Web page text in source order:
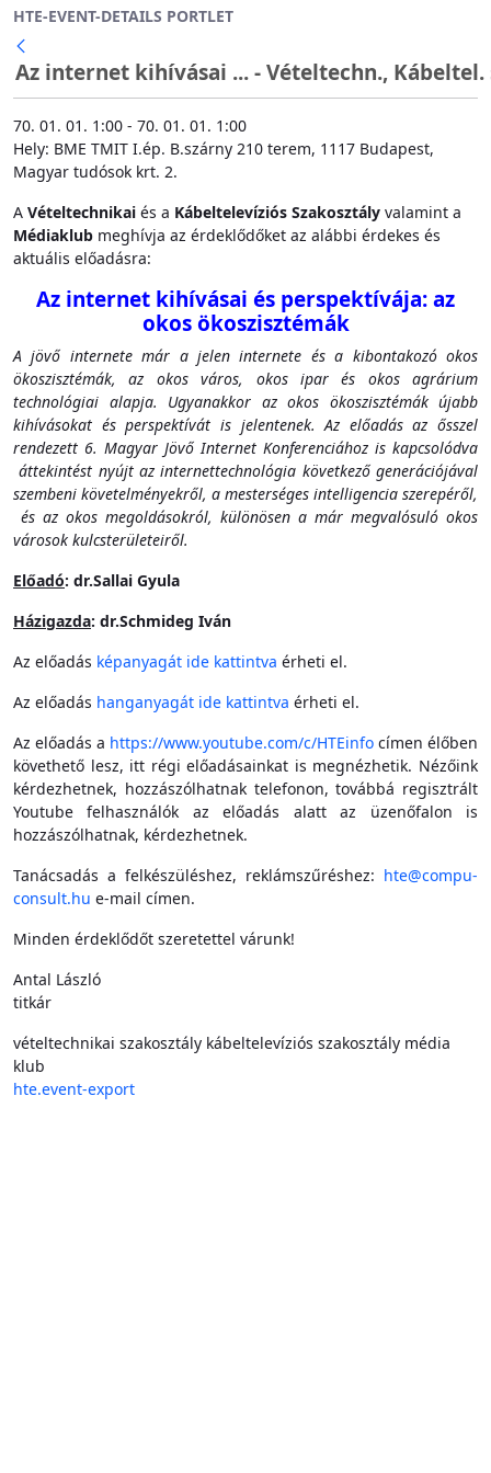
Ugrás a fő tartalomhoz
HTE-EVENT-DETAILS PORTLET
Az internet kihívásai ... - Vételtechn.,
70. 01. 01. 1:00 - 70. 01. 01. 1:00
Hely: BME TMIT I.ép. B.szárny 210 terem, 1117 Budapest,
Magyar tudósok krt. 2.
A Vételtechnikai és a Kábeltelevíziós Szakosztály valamint a
Médiaklub meghívja az érdeklődőket az alábbi érdekes és
aktuális előadásra:
Az internet kihívásai és perspektívája: az
okos ökoszisztémák
A jövő internete már a jelen internete és a kibontakozó okos
ökoszisztémák, az okos város, okos ipar és okos agrárium
technológiai alapja. Ugyanakkor az okos ökoszisztémák újabb
kihívásokat és perspektívát is jelentenek. Az előadás az ősszel
rendezett 6. Magyar Jövő Internet Konferenciához is kapcsolódva
áttekintést nyújt az internettechnológia következő generációjával
szembeni követelményekről, a mesterséges intelligencia szerepéről,
és az okos megoldásokról, különösen a már megvalósuló okos
városok kulcsterületeiről.
Előadó: dr.Sallai Gyula
Házigazda: dr.Schmideg Iván
Az előadás képanyagát ide kattintva érheti el.
Az előadás hanganyagát ide kattintva érheti el.
Az előadás a https://www.youtube.com/c/HTEinfo címen élőben
követhető lesz, itt régi előadásainkat is megnézhetik. Nézőink
kérdezhetnek, hozzászólhatnak telefonon, továbbá regisztrált
Youtube felhasználók az előadás alatt az üzenőfalon is
hozzászólhatnak, kérdezhetnek.
Tanácsadás a felkészüléshez, reklámszűréshez: hte@compu-
consult.hu e-mail címen.
Minden érdeklődőt szeretettel várunk!
Antal László
titkár
vételtechnikai szakosztály kábeltelevíziós szakosztály média
klub
hte.event-export